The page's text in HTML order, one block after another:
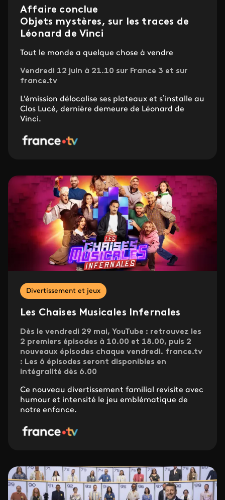
Affaire conclue
Objets mystères, sur les traces de
Léonard de Vinci
Tout le monde a quelque chose à vendre
Vendredi 12 juin à 21.10 sur France 3 et sur
france.tv
L'émission délocalise ses plateaux et s’installe au
Clos Lucé, dernière demeure de Léonard de
Vinci.
Divertissement et jeux
Les Chaises Musicales Infernales
Dès le vendredi 29 mai, YouTube : retrouvez les
2 premiers épisodes à 10.00 et 18.00, puis 2
nouveaux épisodes chaque vendredi. france.tv
: Les 6 épisodes seront disponibles en
intégralité dès 6.00
Ce nouveau divertissement familial revisite avec
humour et intensité le jeu emblématique de
notre enfance.